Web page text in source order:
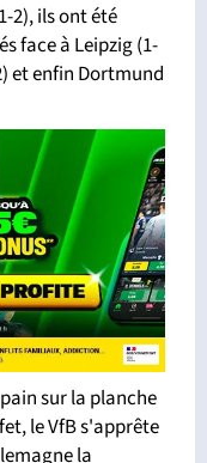
2), ils ont été
face à Leipzig (1-
et enfin Dortmund
sur la planche
le VfB s'apprête
la